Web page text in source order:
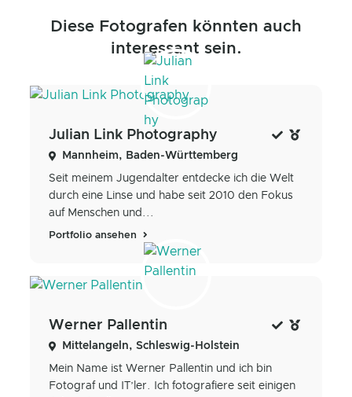
Diese Fotografen könnten auch
interessant sein.
Julian Link Photography
Mannheim, Baden-Württemberg
Seit meinem Jugendalter entdecke ich die Welt
durch eine Linse und habe seit 2010 den Fokus
auf Menschen und...
Portfolio ansehen
Werner Pallentin
Mittelangeln, Schleswig-Holstein
Mein Name ist Werner Pallentin und ich bin
Fotograf und IT’ler. Ich fotografiere seit einigen